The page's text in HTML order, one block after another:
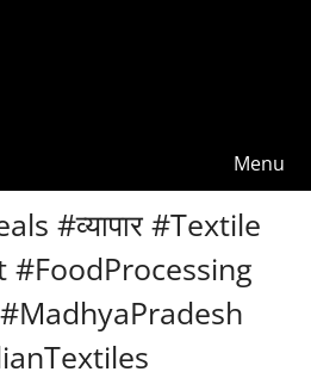
Menu
#व्यापार #Textile
#FoodProcessing